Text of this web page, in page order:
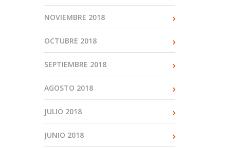
NOVIEMBRE 2018
OCTUBRE 2018
SEPTIEMBRE 2018
AGOSTO 2018
JULIO 2018
JUNIO 2018